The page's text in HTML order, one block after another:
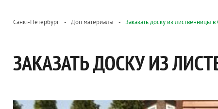
Санкт-Петербург Доп материалы Заказать доску из лиственницы
ЗАКАЗАТЬ ДОСКУ ИЗ